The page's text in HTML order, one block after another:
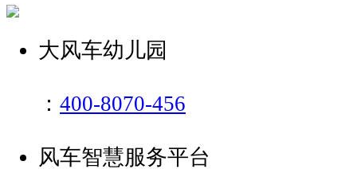
大风车幼儿园
： 400-8070-456
风车智慧服务平台